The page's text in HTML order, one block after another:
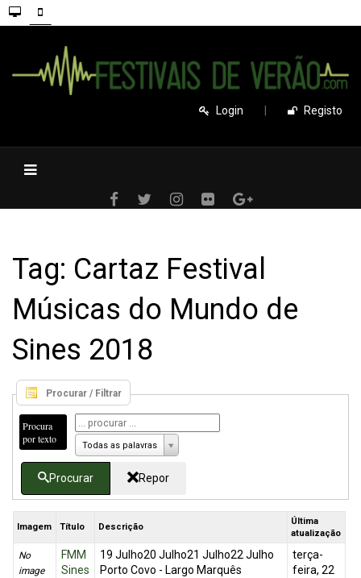
Login Registo
Tag: Cartaz Festival
Músicas do Mundo de
Sines 2018
Procurar / Filtrar
Procura
por texto
Todas as palavras
Procurar Repor
Imagem Título Descrição
Última
atualização
No
image
FMM
Sines
19 Julho20 Julho21 Julho22 Julho
Porto Covo - Largo Marquês
terça-
feira, 22